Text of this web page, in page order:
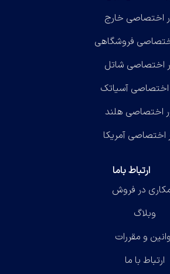
اختصاصی خارج
فروشگاهی
اختصاصی شاتل
اختصاصی آسیاتک
اختصاصی هلند
اختصاصی آمریکا
ارتباط باما
در فروش
وبلاگ
و مقررات
ارتباط با ما